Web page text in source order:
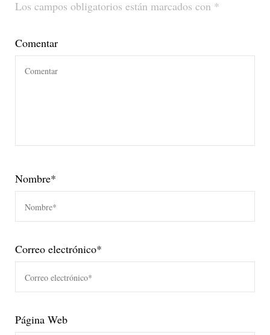
Los campos obligatorios están marcados con *
Comentar
Nombre*
Correo electrónico*
Página Web